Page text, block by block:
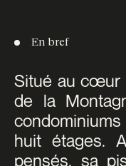
En bref
Situé au cœur
de la
huit étages.
pensés, sa